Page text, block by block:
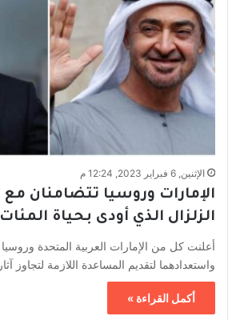
الإثنين, 6 فبراير 2023, 12:24 م
الإمارات وروسيا تتضامنان
الزلزال الذي أودى بحياة المئات
أعلنت كل من الإمارات العربية المتحدة
واستعدادهما لتقديم المساعدة اللازمة لتجاوز
أكمل القراءة »